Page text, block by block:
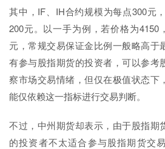
其中，IF、IH合约规模为每点300元
200元。以一手为例，若价格为4150
元，常规交易保证金比例一般略高于
有参与股指期货的投资者，可以参考
察市场交易情绪，但仅在极值状态下
能仅依赖这一指标进行交易判断。
不过，中州期货却表示，由于股指期
的投资者不太适合参与股指期货交